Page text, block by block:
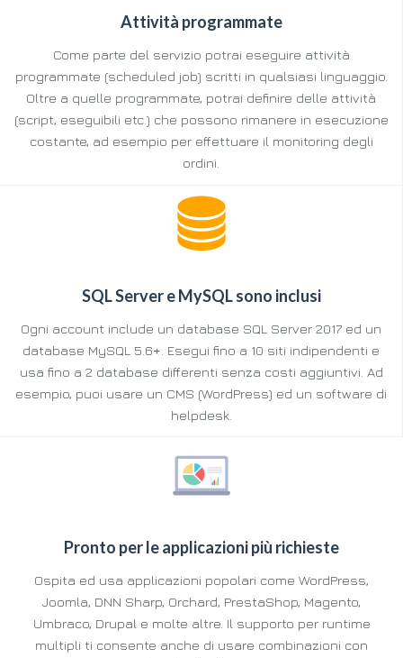
Attività programmate
Come parte del servizio potrai eseguire attività
programmate (scheduled job) scritti in qualsiasi linguaggio.
Oltre a quelle programmate, potrai definire delle attività
(script, eseguibili etc.) che possono rimanere in esecuzione
costante, ad esempio per effettuare il monitoring degli
ordini.
SQL Server e MySQL sono inclusi
Ogni account include un database SQL Server 2017 ed un
database MySQL 5.6+. Esegui fino a 10 siti indipendenti e
usa fino a 2 database differenti senza costi aggiuntivi. Ad
esempio, puoi usare un CMS (WordPress) ed un software di
helpdesk.
Pronto per le applicazioni più richieste
Ospita ed usa applicazioni popolari come WordPress,
Joomla, DNN Sharp, Orchard, PrestaShop, Magento,
Umbraco, Drupal e molte altre. Il supporto per runtime
multipli ti consente anche di usare combinazioni con